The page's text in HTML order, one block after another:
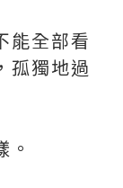
能全部看
孤獨地過